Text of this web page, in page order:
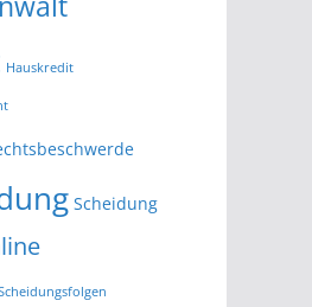
Hauskredit
Scheidung